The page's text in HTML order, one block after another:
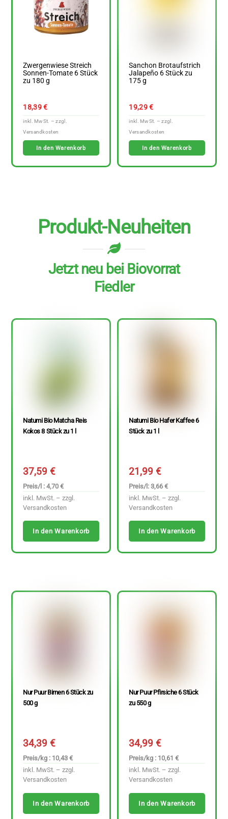
Zwergenwiese Streich
Sonnen-Tomate 6 Stück
zu 180 g
18,39€
In den Warenkorb
Sanchon Brotaufstrich
Jalapeño 6 Stück zu
175 g
19,29€
In den Warenkorb
Produkt-Neuheiten
Jetzt neu bei Biovorrat
Fiedler
Natumi Bio Matcha Reis
Kokos 8 Stück zu 1 l
37,59€
Preis/l : 4,70 €
inkl. MwSt. – zzgl.
Versandkosten
In den Warenkorb
Natumi Bio Hafer Kaffee 6
Stück zu 1 l
21,99€
Preis/l: 3,66 €
inkl. MwSt. – zzgl.
Versandkosten
In den Warenkorb
Nur Puur Birnen 6 Stück zu
500 g
34,39€
Preis/kg : 10,43 €
inkl. MwSt. – zzgl.
Versandkosten
In den Warenkorb
Nur Puur Pfirsiche 6 Stück
zu 550 g
34,99€
Preis/kg : 10,61 €
inkl. MwSt. – zzgl.
Versandkosten
In den Warenkorb